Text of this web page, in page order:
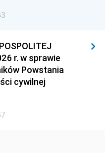
r. w sprawie
Powstania
cywilnej